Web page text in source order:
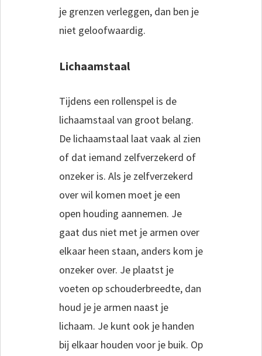
je grenzen verleggen, dan ben je
niet geloofwaardig.
Lichaamstaal
Tijdens een rollenspel is de
lichaamstaal van groot belang.
De lichaamstaal laat vaak al zien
of dat iemand zelfverzekerd of
onzeker is. Als je zelfverzekerd
over wil komen moet je een
open houding aannemen. Je
gaat dus niet met je armen over
elkaar heen staan, anders kom je
onzeker over. Je plaatst je
voeten op schouderbreedte, dan
houd je je armen naast je
lichaam. Je kunt ook je handen
bij elkaar houden voor je buik. Op